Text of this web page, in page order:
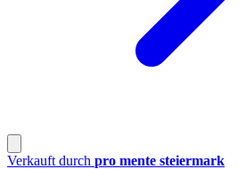
Verkauft durch pro mente steiermark